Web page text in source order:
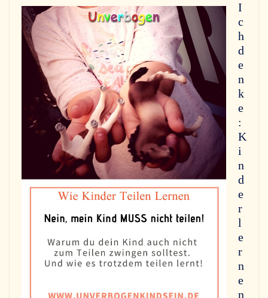
I
c
h
d
e
n
k
e
:
K
i
n
d
e
r
l
e
r
n
e
n